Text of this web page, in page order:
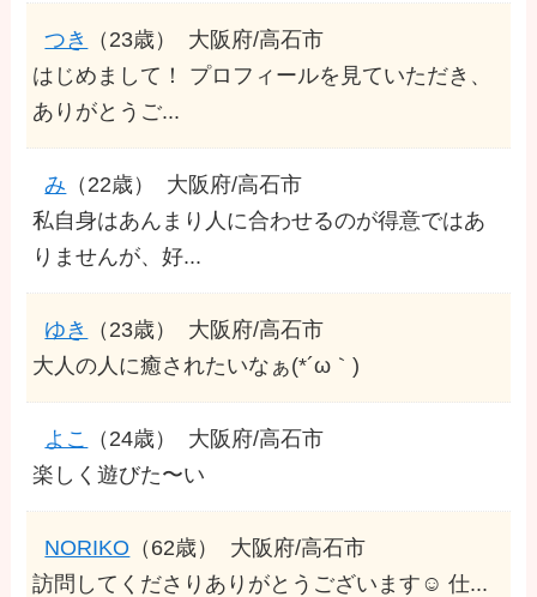
つき （23歳）
大阪府/高石市
はじめまして！ プロフィールを見ていただき、
ありがとうご...
み （22歳）
大阪府/高石市
私自身はあんまり人に合わせるのが得意ではあ
りませんが、好...
ゆき （23歳）
大阪府/高石市
大人の人に癒されたいなぁ(*´ω｀)
よこ （24歳）
大阪府/高石市
楽しく遊びた〜い
NORIKO （62歳）
大阪府/高石市
訪問してくださりありがとうございます☺️ 仕...